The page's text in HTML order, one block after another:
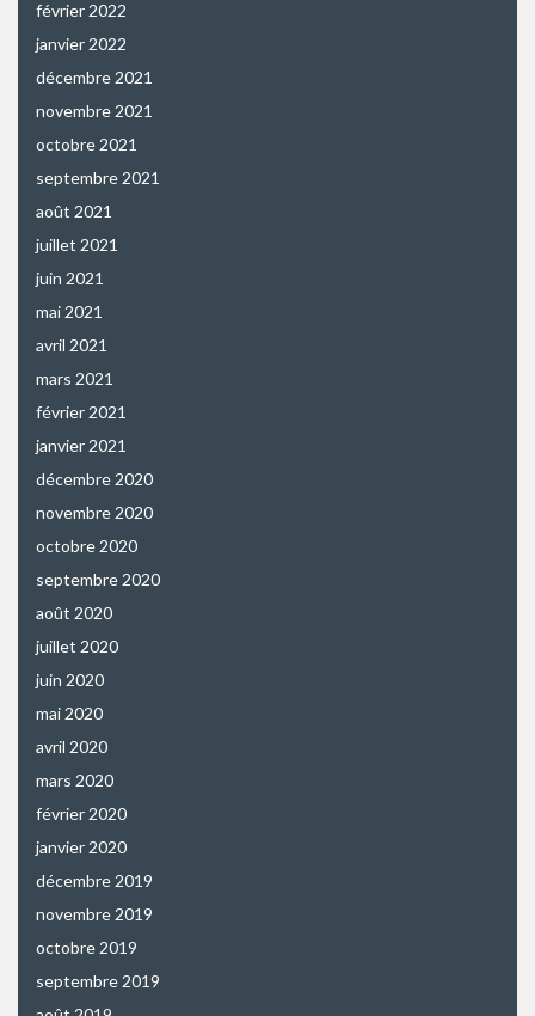
février 2022
janvier 2022
décembre 2021
novembre 2021
octobre 2021
septembre 2021
août 2021
juillet 2021
juin 2021
mai 2021
avril 2021
mars 2021
février 2021
janvier 2021
décembre 2020
novembre 2020
octobre 2020
septembre 2020
août 2020
juillet 2020
juin 2020
mai 2020
avril 2020
mars 2020
février 2020
janvier 2020
décembre 2019
novembre 2019
octobre 2019
septembre 2019